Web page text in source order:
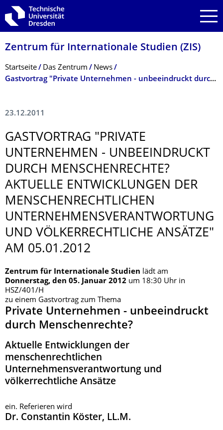
Zur Hauptnavigation springen
Zur Suche springen
Zum Inhalt springen
Zentrum für Internationale Studien (ZIS)
Breadcrumb-Menü
Startseite Das Zentrum
News
Gastvortrag "Private Unternehmen - unbeeindruckt durch Menschenrechte? Aktuelle Entwicklungen der menschenrechtlichen Unternehmensverantwortung und völkerrechtliche Ansätze" am 05.01.2012
23.12.2011
GASTVORTRAG "PRIVATE
UNTERNEHMEN - UNBEEINDRUCKT
DURCH MENSCHENRECHTE?
AKTUELLE ENTWICKLUNGEN DER
MENSCHENRECHT­LICHEN
UNTERNEHMENS­VERANTWORTUNG
UND VÖLKERRECHTLI­CHE ANSÄTZE"
AM 05.01.2012
Zentrum für Internationale Studien lädt am
Donnerstag, den 05. Januar 2012 um 18:30 Uhr in
HSZ/401/H
zu einem Gastvortrag zum Thema
Private Unternehmen - unbeeindruckt
durch Menschenrechte?
Aktuelle Entwicklungen der
menschenrechtlichen
Unternehmensverantwortung und
völkerrechtliche Ansätze
ein. Referieren wird
Dr. Constantin Köster, LL.M.